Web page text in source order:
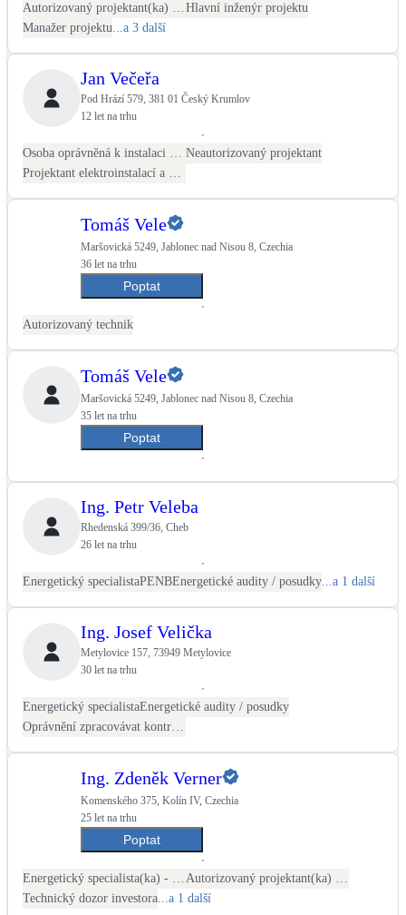
Hlavní inženýr projektu
Manažer projektu ...a 3 další
Jan Večeřa
Pod Hrází 579, 381 01 Český Krumlov
12 let na trhu
Neautorizovaný projektant
Tomáš Vele
Maršovická 5249, Jablonec nad Nisou 8, Czechia
36 let na trhu
Poptat
Autorizovaný technik
Tomáš Vele
Maršovická 5249, Jablonec nad Nisou 8, Czechia
35 let na trhu
Poptat
Ing. Petr Veleba
Rhedenská 399/36, Cheb
26 let na trhu
Energetický specialistaPENBEnergetické audity / posudky ...a 1 další
Ing. Josef Velička
Metylovice 157, 73949 Metylovice
30 let na trhu
Energetický specialistaEnergetické audity / posudky
Ing. Zdeněk Verner
Komenského 375, Kolín IV, Czechia
25 let na trhu
Poptat
Technický dozor investora ...a 1 další